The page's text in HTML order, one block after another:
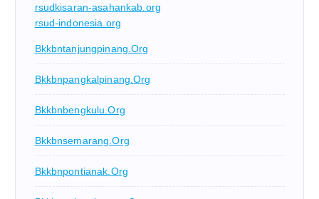
rsudkisaran-asahankab.org
rsud-indonesia.org
Bkkbntanjungpinang.org
Bkkbnpangkalpinang.org
Bkkbnbengkulu.org
Bkkbnsemarang.org
Bkkbnpontianak.org